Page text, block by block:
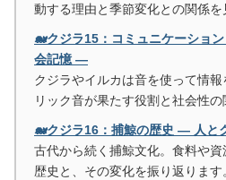
動する理由と季節変化との関係を
🐋クジラ15：コミュニケーショ
会記憶 ―
クジラやイルカは音を使って情
リック音が果たす役割と社会性の
🐋クジラ16：捕鯨の歴史 ― 人と
古代から続く捕鯨文化。食料や
歴史と、その変化を振り返ります